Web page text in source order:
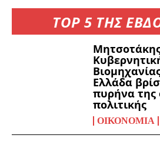
TOP 5 ΤΗΣ
Ελλάδα
πυρήνα της
πολιτικής
ΟΙΚΟΝΟΜΊΑ